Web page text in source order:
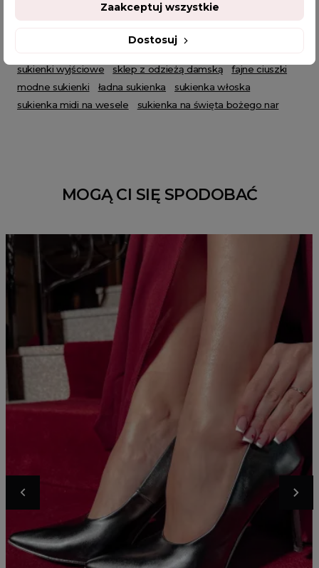
sukienki proste i eleganckie
sukienka koktajlowa midi
sukienki wyjściowe
sklep z odzieżą damską
fajne ciuszki
modne sukienki
ładna sukienka
sukienka włoska
sukienka midi na wesele
sukienka na święta bożego nar
MOGĄ CI SIĘ SPODOBAĆ
Dostosuj
Zaakceptuj wszystkie